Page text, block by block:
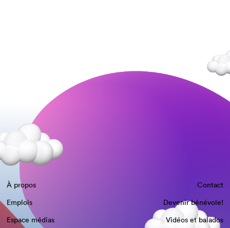
À propos
Contact
Emplois
Devenir bénévole!
Espace médias
Vidéos et balados